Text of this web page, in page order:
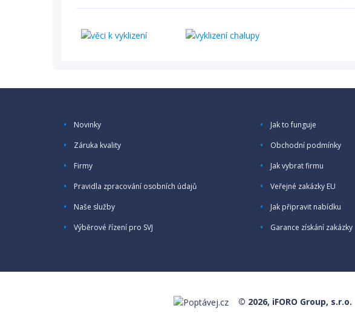
Novinky
Záruka kvality
Firmy
Pravidla zpracování osobních údajů
Naše služby
Výběrové řízení pro SVJ
Jak to funguje
Obchodní podmínky
Jak vybrat firmu
Veřejné zakázky EU
Jak připravit nabídku
Garance získání zakázky
© 2026, iFORO Group, s.r.o.